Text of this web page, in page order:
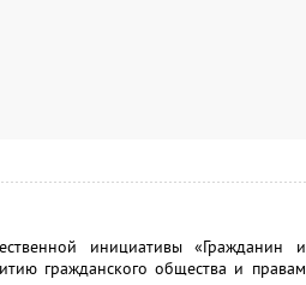
инициативы «Гражданин и
гражданского общества и правам